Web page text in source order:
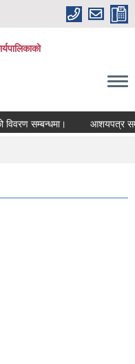
सम्बन्धमा। आशयपत्र